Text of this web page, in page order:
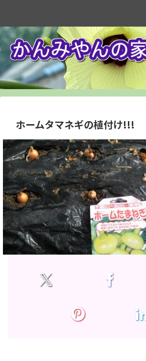
ホームタマネギの植付け!!!